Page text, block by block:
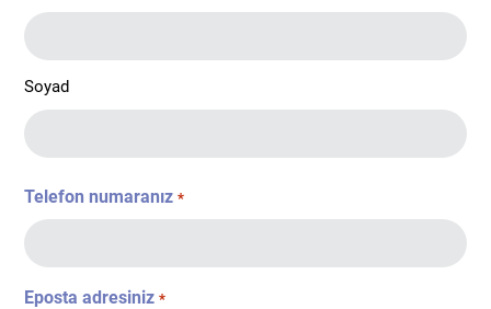
Soyad
Telefon numaranız *
Eposta adresiniz *